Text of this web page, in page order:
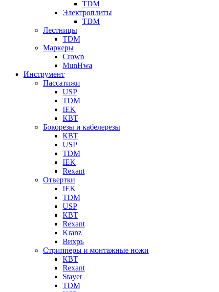
TDM
Электроплиты
TDM
Лестницы
TDM
Маркеры
Crown
MunHwa
Инструмент
Пассатижи
USP
TDM
IEK
КВТ
Бокорезы и кабелерезы
КВТ
USP
TDM
IEK
Rexant
Отвертки
IEK
TDM
USP
КВТ
Rexant
Kranz
Вихрь
Стрипперы и монтажные ножи
КВТ
Rexant
Stayer
TDM